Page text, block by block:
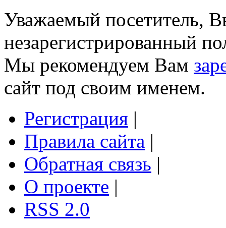
Уважаемый посетитель,
незарегистрированный
Мы рекомендуем Вам
сайт под своим именем.
Регистрация |
Правила сайта |
Обратная связь |
О проекте |
RSS 2.0